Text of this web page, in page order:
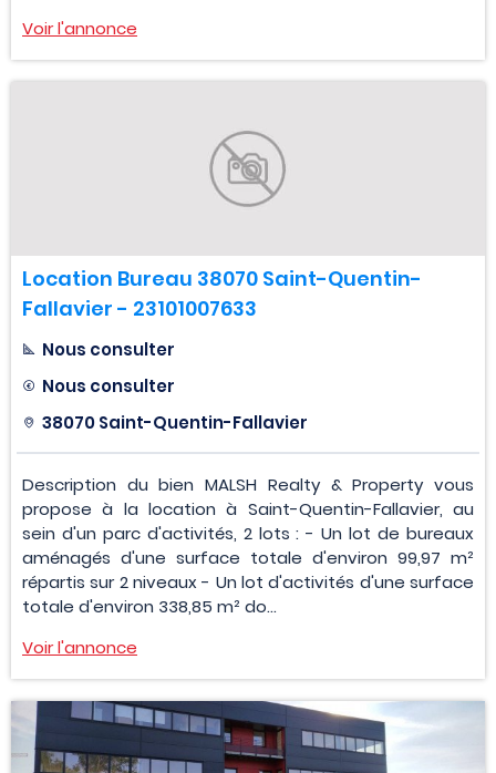
Voir l'annonce
Location Bureau 38070 Saint-Quentin-
Fallavier - 23101007633
Nous consulter
Nous consulter
38070 Saint-Quentin-Fallavier
Description du bien MALSH Realty & Property vous
propose à la location à Saint-Quentin-Fallavier, au
sein d'un parc d'activités, 2 lots : - Un lot de bureaux
aménagés d'une surface totale d'environ 99,97 m²
répartis sur 2 niveaux - Un lot d'activités d'une surface
totale d'environ 338,85 m² do...
Voir l'annonce